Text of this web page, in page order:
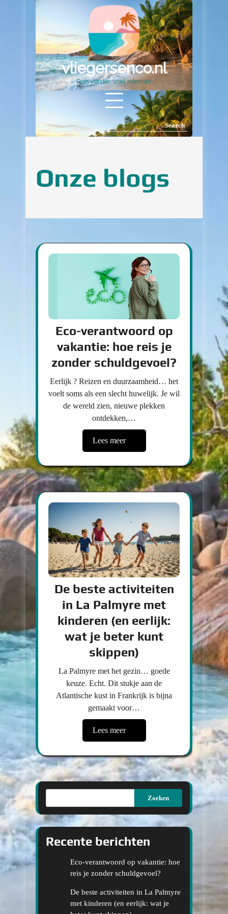
vliegersenco.nl
Reis verder, voel intenser
Search
for:
Search
Eco-verantwoord op
vakantie: hoe reis je
zonder schuldgevoel?
Eerlijk ? Reizen en duurzaamheid… het
voelt soms als een slecht huwelijk. Je wil
de wereld zien, nieuwe plekken
ontdekken,…
Lees meer
De beste activiteiten
in La Palmyre met
kinderen (en eerlijk:
wat je beter kunt
skippen)
La Palmyre met het gezin… goede
keuze. Echt. Dit stukje aan de
Atlantische kust in Frankrijk is bijna
gemaakt voor…
Lees meer
Zoeken
Recente berichten
Eco-verantwoord op vakantie: hoe
reis je zonder schuldgevoel?
De beste activiteiten in La Palmyre
met kinderen (en eerlijk: wat je